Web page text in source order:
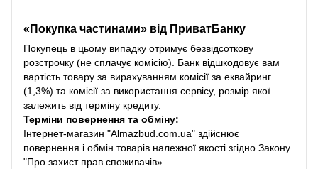
«Покупка частинами» від ПриватБанку
Покупець в цьому випадку отримує безвідсоткову
розстрочку (не сплачує комісію). Банк відшкодовує вам
вартість товару за вирахуванням комісії за еквайринг
(1,3%) та комісії за використання сервісу, розмір якої
залежить від терміну кредиту.
Терміни повернення та обміну:
Інтернет-магазин "Almazbud.com.ua" здійснює
повернення і обмін товарів належної якості згідно Закону
"Про захист прав споживачів».